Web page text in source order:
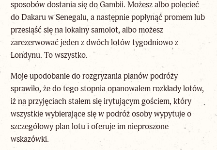
sposobów dostania się do Gambii. Możesz albo polecieć
do Dakaru w Senegalu, a następnie popłynąć promem lub
przesiąść się na lokalny samolot, albo możesz
zarezerwować jeden z dwóch lotów tygodniowo z
Londynu. To wszystko.
Moje upodobanie do rozgryzania planów podróży
sprawiło, że do tego stopnia opanowałem rozkłady lotów,
iż na przyjęciach stałem się irytującym gościem, który
wszystkie wybierające się w podróż osoby wypytuje o
szczegółowy plan lotu i oferuje im nieproszone
wskazówki.